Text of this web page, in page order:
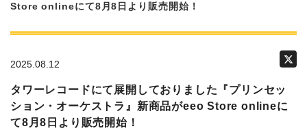
Store onlineにて8月8日より販売開始！
2025.08.12
タワーレコードにて展開しておりました『プリンセッ
ション・オーケストラ』新商品がeeo Store onlineに
て8月8日より販売開始！